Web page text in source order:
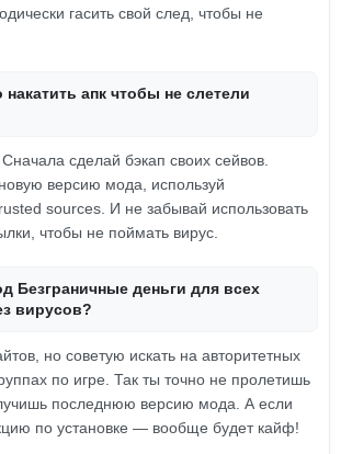
гасить свой след, чтобы не
накатить апк чтобы не слетели
сделай бэкап своих сейвов.
версию мода, используй
sources. И не забывай использовать
чтобы не поймать вирус.
Безграничные деньги для всех
вирусов?
но советую искать на авторитетных
по игре. Так ты точно не пролетишь
последнюю версию мода. А если
по установке — вообще будет кайф!